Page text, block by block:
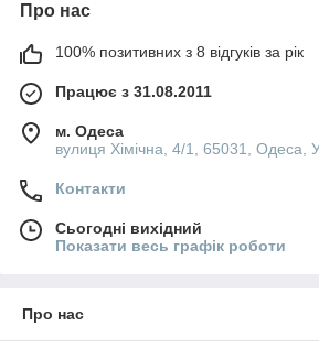
Про нас
100% позитивних з 8 відгуків за рік
Працює з 31.08.2011
м. Одеса
вулиця Хімічна, 4/1, 65031, Одеса,
Контакти
Сьогодні вихідний
Показати весь графік роботи
Про нас